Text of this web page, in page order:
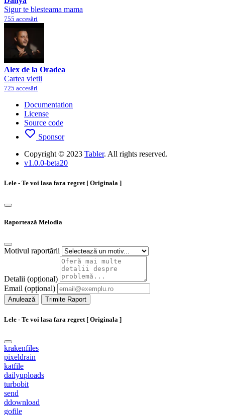
Sigur te blesteama mama
755 accesări
Alex de la Oradea
Cartea vietii
725 accesări
Documentation
License
Source code
Sponsor
Copyright © 2023 Tabler. All rights reserved.
v1.0.0-beta20
Lele - Te voi lasa fara regret [ Originala ]
Raportează Melodia
Motivul raportării
Detalii (opțional)
Email (opțional)
Anulează Trimite Raport
Lele - Te voi lasa fara regret [ Originala ]
krakenfiles
pixeldrain
katfile
dailyuploads
turbobit
send
ddownload
gofile